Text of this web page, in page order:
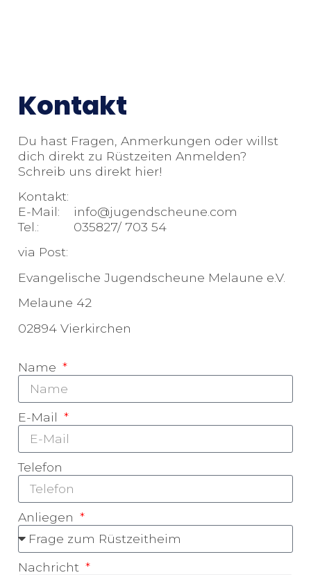
Kontakt
Du hast Fragen, Anmerkungen oder willst
dich direkt zu Rüstzeiten Anmelden?
Schreib uns direkt hier!
Kontakt:
E-Mail: info@jugendscheune.com
Tel.: 035827/ 703 54
via Post:
Evangelische Jugendscheune Melaune e.V.
Melaune 42
02894 Vierkirchen
Name
E-Mail
Telefon
Anliegen
Nachricht